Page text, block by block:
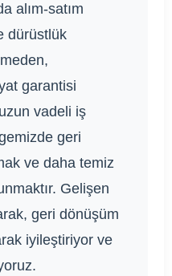
alım-satım
dürüstlük
garantisi
vadeli iş
geri
ve daha temiz
Gelişen
geri dönüşüm
iyileştiriyor ve